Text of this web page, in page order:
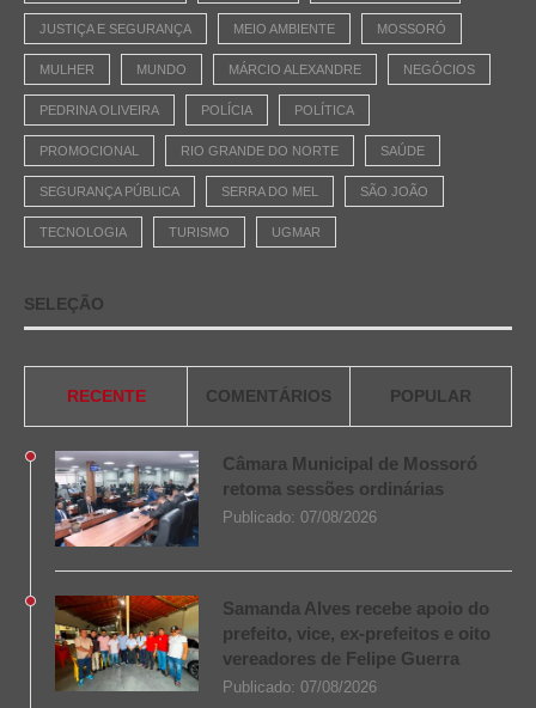
JUSTIÇA E SEGURANÇA MEIO AMBIENTE MOSSORÓ
MULHER MUNDO MÁRCIO ALEXANDRE NEGÓCIOS
PEDRINA OLIVEIRA POLÍCIA POLÍTICA
PROMOCIONAL RIO GRANDE DO NORTE SAÚDE
SEGURANÇA PÚBLICA SERRA DO MEL SÃO JOÃO
TECNOLOGIA TURISMO UGMAR
SELEÇÃO
RECENTE COMENTÁRIOS POPULAR
Câmara Municipal de Mossoró
retoma sessões ordinárias
Publicado: 07/08/2026
Samanda Alves recebe apoio do
prefeito, vice, ex-prefeitos e oito
vereadores de Felipe Guerra
Publicado: 07/08/2026